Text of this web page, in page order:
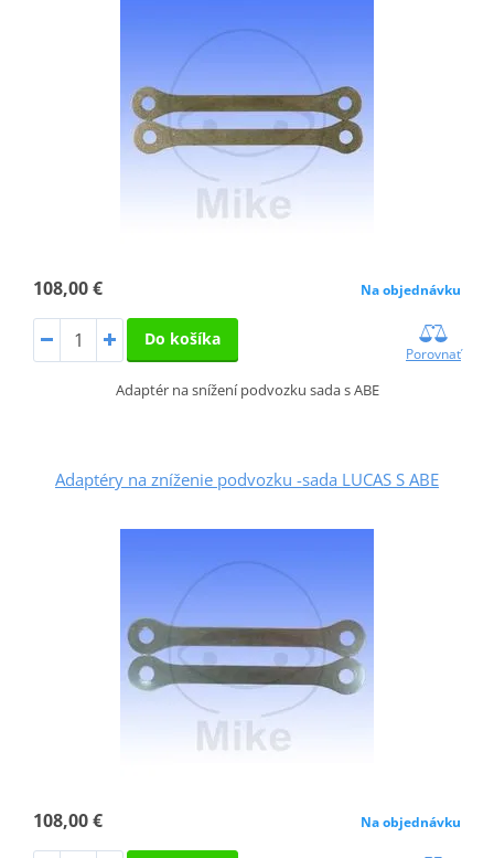
108,00 € Na objednávku
Do košíka
Porovnať
Adaptér na snížení podvozku sada s ABE
Adaptéry na zníženie podvozku -sada LUCAS S ABE
108,00 € Na objednávku